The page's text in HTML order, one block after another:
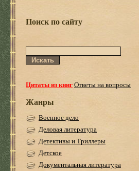
Поиск по сайту
Цитаты из книгОтветы на вопросы
Жанры
Военное дело
Деловая литература
Детективы и Триллеры
Детское
Документальная литература